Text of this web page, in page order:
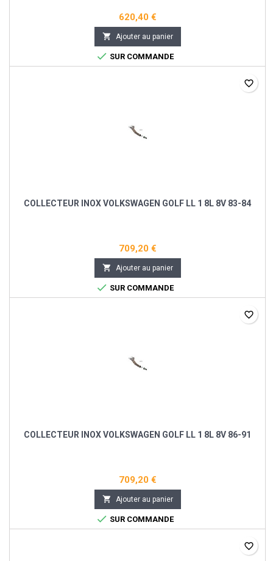
620,40 €
 Ajouter au panier
 SUR COMMANDE
COLLECTEUR INOX VOLKSWAGEN GOLF LL 1 8L 8V 83-84
709,20 €
 Ajouter au panier
 SUR COMMANDE
favorite_border
COLLECTEUR INOX VOLKSWAGEN GOLF LL 1 8L 8V 86-91
709,20 €
 Ajouter au panier
 SUR COMMANDE
favorite_border
favorite_border